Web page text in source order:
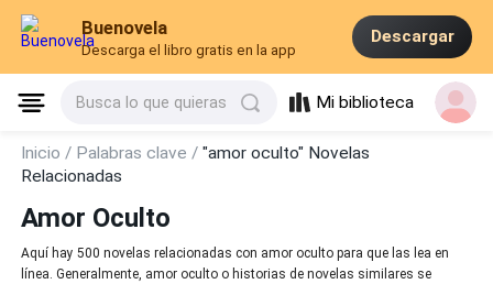
Buenovela
Descarga el libro gratis en la app
Descargar
Busca lo que quieras Mi biblioteca
Inicio / Palabras clave /"amor oculto" Novelas
Relacionadas
Amor Oculto
Aquí hay 500 novelas relacionadas con amor oculto para que las lea en
línea. Generalmente, amor oculto o historias de novelas similares se